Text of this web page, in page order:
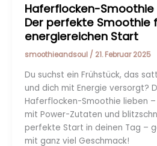
Haferflocken-Smoothie
Der perfekte Smoothie
energiereichen Start
smoothieandsoul / 21. Februar 2025
Du suchst ein Frühstück, das
und dich mit Energie versorgt?
Haferflocken-Smoothie lieben
mit Power-Zutaten und
perfekte Start in deinen Tag –
mit ganz viel Geschmack!